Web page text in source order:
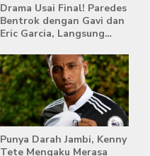
Drama Usai Final! Paredes
Bentrok dengan Gavi dan
Eric Garcia, Langsung
Punya Darah Jambi, Kenny
Tete Mengaku Merasa